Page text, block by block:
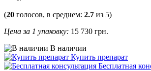
(20 голосов, в среднем: 2.7 из 5)
Цена за 1 упаковку: 15 730 грн.
В наличии
Купить препарат
Бесплатная